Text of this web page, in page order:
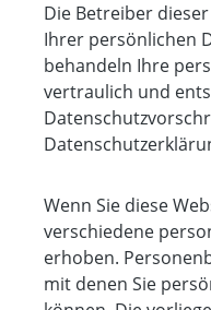
Die Betreiber
Ihrer persönlichen
behandeln Ihre
vertraulich und
Wenn Sie diese
verschiedene
erhoben.
mit denen Sie